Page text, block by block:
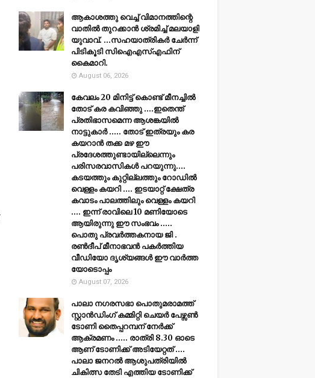
ആകാശത്തു വെച്ച് വിമാനത്തിന്റെ
വാതില്‍ തുറക്കാന്‍ ശ്രമിച്ച് മലയാളി
യുവാവ്. ...സഹയാത്രികര്‍ ചേര്‍ന്ന്
പിടികൂടി സിഐഎസ്എഫിന്
കൈമാറി.
August 06, 2026
കേവലം 20 മിനിട്ട് കൊണ്ട് മീനച്ചിൽ
തോട് കര കവിഞ്ഞു ....ഇതെന്ത്
പ്രതിഭാസമെന്ന ആശങ്കയിൽ
നാട്ടുകാർ ..... തോട് ഇത്രയും കര
കയറാൻ തക്ക മഴ ഈ
പ്രദേശത്തുണ്ടായില്ലെന്നും
പരിസരവാസികൾ പറയുന്നു....
കടയത്തും കുറ്റില്ലത്തും റോഡിൽ
വെള്ളം കയറി .... ഇടയാറ്റ് ക്ഷേത്ര
കവാടം പാലത്തിലും വെള്ളം കയറി
.... ഇന്ന് രാവിലെ 10 മണിയോടെ
ആയിരുന്നു ഈ സംഭവം .....
പൊതു പ്രവർത്തകനായ ജി .
രൺദീപ് മീനാഭവൻ പകർത്തിയ
വീഡിയോ ദൃശ്യങ്ങൾ ഈ വാർത്ത
യോടൊപ്പം
August 07, 2026
പാലാ നഗരസഭാ പൊതുമരാമത്ത്
സ്റ്റാൻഡിംഗ് കമ്മിറ്റി ചെയർ പേഴ്സൺ
ടോണി തൈപ്പറമ്പന് നേർക്ക്
ആക്രമണം ..... രാത്രി 8.30 ഓടെ
ആണ് ടോണിക്ക് അടിയേറ്റത് ....
പാലാ ജനറൽ ആശുപത്രിയിൽ
ചികിത്സ തേടി എത്തിയ ടോണിക്ക്